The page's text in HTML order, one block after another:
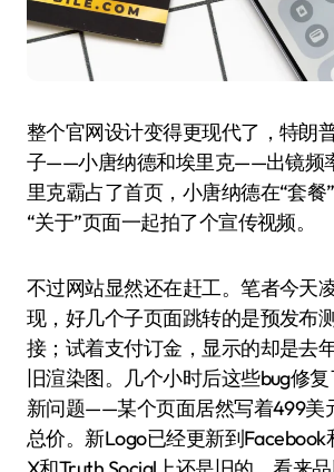
整个官网设计变得更现代了，特朗
子——小唐纳德和埃里克——出镜频
里克霸占了首页，小唐纳德在“套
“关于”页面一起拍了个宣传视频。
不过网站显然还在赶工。笔者今天
现，好几个子页面跳转的是预发布
接；试着支付订金，显示的却是去
旧渲染图。几个小时后这些bug修
新问题——某个页面居然写着499美
总价。新Logo已经更新到Facebook